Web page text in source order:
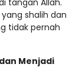
tangan Allah.
shalih dan
tidak pernah
Menjadi